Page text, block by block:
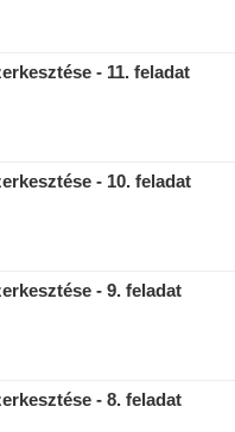
- 11. feladat
- 10. feladat
- 9. feladat
- 8. feladat